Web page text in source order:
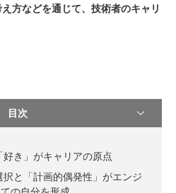
方などを通じて、技術者のキャリ
目次
好き」がキャリアの原点
択と「計画的偶発性」がエンジ